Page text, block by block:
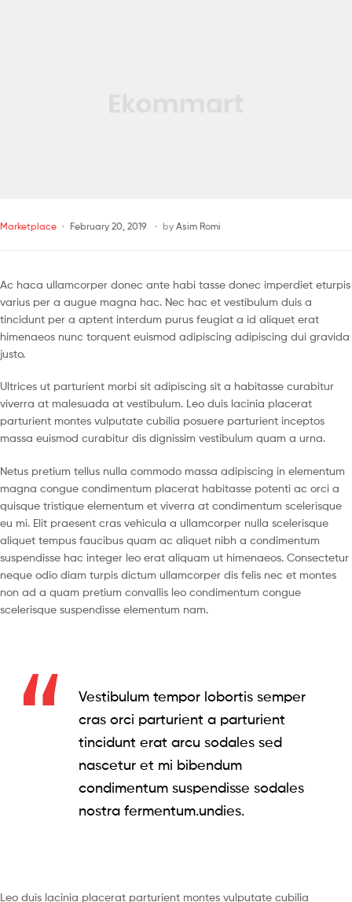
Marketplace February 20, 2019 by Asim Romi
Ac haca ullamcorper donec ante habi tasse donec imperdiet eturpis
varius per a augue magna hac. Nec hac et vestibulum duis a
tincidunt per a aptent interdum purus feugiat a id aliquet erat
himenaeos nunc torquent euismod adipiscing adipiscing dui gravida
justo.
Ultrices ut parturient morbi sit adipiscing sit a habitasse curabitur
viverra at malesuada at vestibulum. Leo duis lacinia placerat
parturient montes vulputate cubilia posuere parturient inceptos
massa euismod curabitur dis dignissim vestibulum quam a urna.
Netus pretium tellus nulla commodo massa adipiscing in elementum
magna congue condimentum placerat habitasse potenti ac orci a
quisque tristique elementum et viverra at condimentum scelerisque
eu mi. Elit praesent cras vehicula a ullamcorper nulla scelerisque
aliquet tempus faucibus quam ac aliquet nibh a condimentum
suspendisse hac integer leo erat aliquam ut himenaeos. Consectetur
neque odio diam turpis dictum ullamcorper dis felis nec et montes
non ad a quam pretium convallis leo condimentum congue
scelerisque suspendisse elementum nam.
Vestibulum tempor lobortis semper
cras orci parturient a parturient
tincidunt erat arcu sodales sed
nascetur et mi bibendum
condimentum suspendisse sodales
nostra fermentum.undies.
Leo duis lacinia placerat parturient montes vulputate cubilia